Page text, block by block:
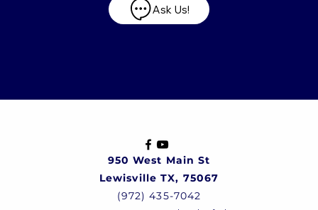
Ask Us!
950 West Main St
Lewisville TX, 75067
(972) 435-7042